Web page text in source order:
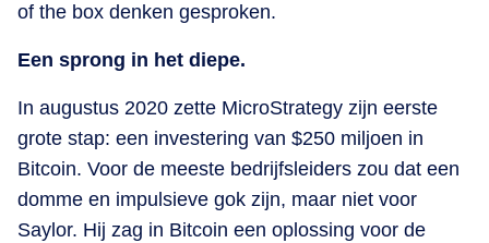
of the box denken gesproken.
Een sprong in het diepe.
In augustus 2020 zette MicroStrategy zijn eerste
grote stap: een investering van $250 miljoen in
Bitcoin. Voor de meeste bedrijfsleiders zou dat een
domme en impulsieve gok zijn, maar niet voor
Saylor. Hij zag in Bitcoin een oplossing voor de